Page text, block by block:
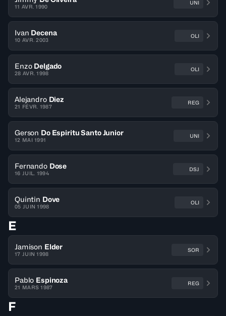
11 AVR. 1990
UNI
Ivan Decena
10 AVR. 2003
OLI
Enzo Delgado
28 AVR. 1998
OLI
Alejandro Diez
21 FÉVR. 1987
REG
Gerson Do Espiritu Santo Junior
12 MAI 1991
UNI
Fernando Dose
16 JUIL. 1994
DSJ
Quintin Dove
05 JUIN 1998
OLI
E
Jamison Elder
17 JUIN 1998
SOR
Pablo Espinoza
21 MARS 1987
REG
F